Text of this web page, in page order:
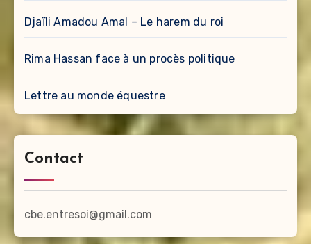
Djaïli Amadou Amal – Le harem du roi
Rima Hassan face à un procès politique
Lettre au monde équestre
Contact
cbe.entresoi@gmail.com